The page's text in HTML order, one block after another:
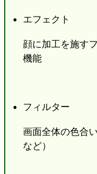
エフェクト
顔に加工を施す
機能
フィルター
画面全体の色合
など）